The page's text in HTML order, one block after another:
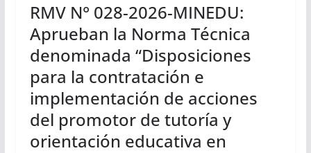
RMV N° 028-2026-MINEDU:
Aprueban la Norma Técnica
denominada “Disposiciones
para la contratación e
implementación de acciones
del promotor de tutoría y
orientación educativa en